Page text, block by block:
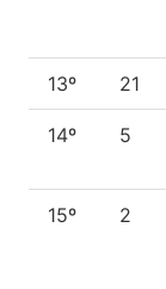
13º 21
14º 5
15º 2